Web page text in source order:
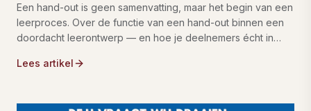
Een hand-out is geen samenvatting, maar het begin van een
leerproces. Over de functie van een hand-out binnen een
doordacht leerontwerp — en hoe je deelnemers écht in
Lees artikel